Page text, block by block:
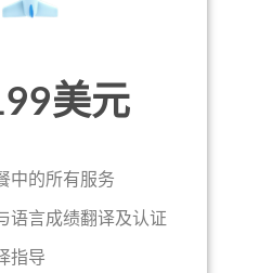
美元
的所有服务
言成绩翻译及认证
指导